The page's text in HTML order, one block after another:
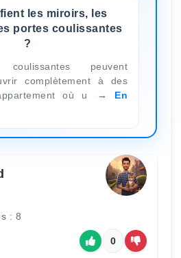
les miroirs, les
portes coulissantes
?
peuvent
complètement à des
où u
En
: 8
0